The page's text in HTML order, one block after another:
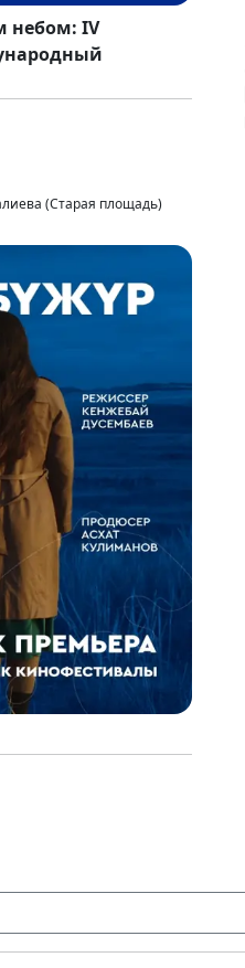
небом: IV
(Старая площадь)